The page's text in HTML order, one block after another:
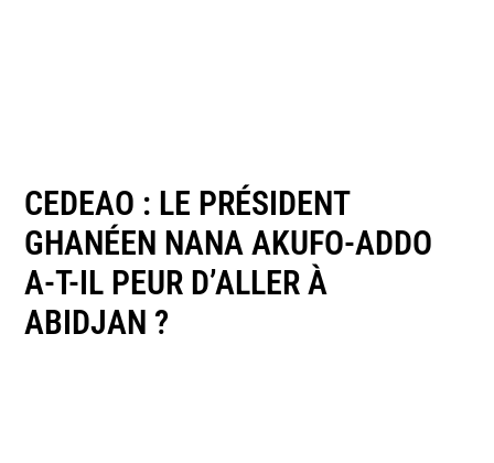
CEDEAO : LE PRÉSIDENT
GHANÉEN NANA AKUFO-ADDO
A-T-IL PEUR D’ALLER À
ABIDJAN ?